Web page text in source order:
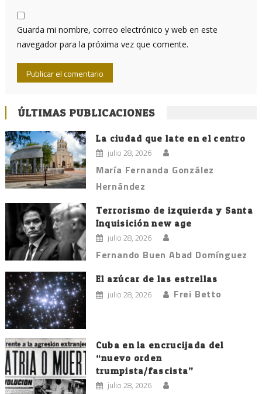
Guarda mi nombre, correo electrónico y web en este
navegador para la próxima vez que comente.
ÚLTIMAS PUBLICACIONES
La ciudad que late en el centro
julio 28, 2026
María Fernanda González
Hernández
Terrorismo de izquierda y Santa
Inquisición new age
julio 28, 2026
Fernando Buen Abad Domínguez
El azúcar de las estrellas
julio 28, 2026 Frei Betto
Cuba en la encrucijada del
“nuevo orden
trumpista/fascista”
julio 28, 2026